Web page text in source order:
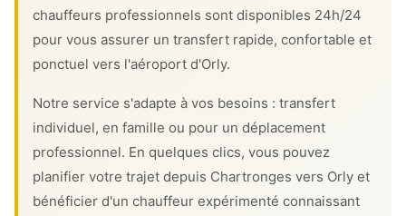
chauffeurs professionnels sont disponibles 24h/24
pour vous assurer un transfert rapide, confortable et
ponctuel vers l'aéroport d'Orly.
Notre service s'adapte à vos besoins : transfert
individuel, en famille ou pour un déplacement
professionnel. En quelques clics, vous pouvez
planifier votre trajet depuis Chartronges vers Orly et
bénéficier d'un chauffeur expérimenté connaissant